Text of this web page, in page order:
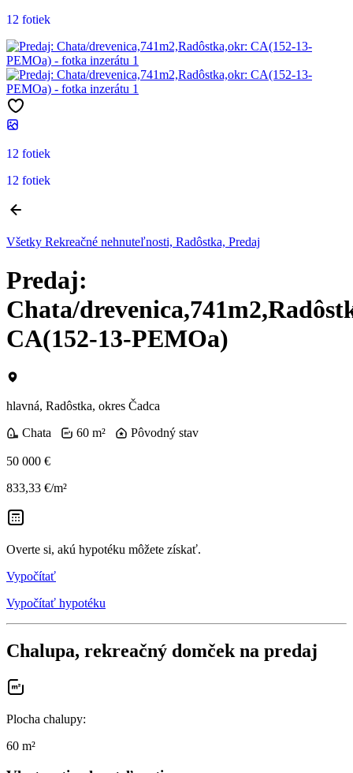
12 fotiek
12 fotiek
12 fotiek
Všetky Rekreačné nehnuteľnosti, Radôstka, Predaj
Predaj:
Chata/
CA(152-13-PEMOa)
hlavná, Radôstka, okres Čadca
Chata
60 m² Pôvodný stav
50 000 €
833,33 €/m²
Overte si, akú hypotéku môžete získať.
Vypočítať
Vypočítať hypotéku
Chalupa, rekreačný domček na predaj
Plocha chalupy:
60 m²